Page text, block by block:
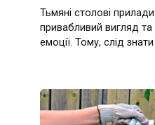
Тьмяні столові
привабливий вигляд та
емоції. Тому, слід знати